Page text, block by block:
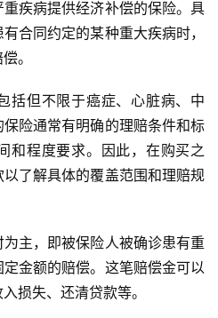
疾病提供经济补偿的保险。具
合同约定的某种重大疾病时，
。
括但不限于癌症、心脏病、中
险通常有明确的理赔条件和标
和程度要求。因此，在购买之
了解具体的覆盖范围和理赔规
主，即被保险人被确诊患有重
金额的赔偿。这笔赔偿金可以
损失、还清贷款等。